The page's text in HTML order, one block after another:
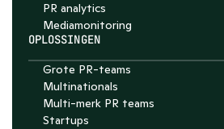
PR analytics
Media­monitoring
OPLOSSINGEN
Grote PR-teams
Multinationals
Multi-merk PR teams
Startups